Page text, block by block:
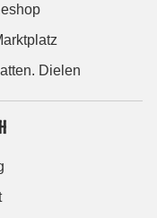
Dielen